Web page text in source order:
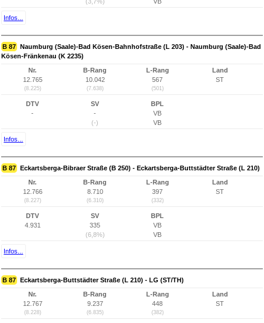
Infos...
B 87 Naumburg (Saale)-Bad Kösen-Bahnhofstraße (L 203) - Naumburg (Saale)-Bad
Kösen-Fränkenau (K 2235)
Nr.
12.765
(8.225)
B-Rang
10.042
(7.638)
L-Rang
567
(501)
Land
ST
DTV
-
SV
-
(-)
BPL
VB
VB
Infos...
B 87 Eckartsberga-Bibraer Straße (B 250) - Eckartsberga-Buttstädter Straße (L 210)
Nr.
12.766
(8.227)
B-Rang
8.710
(6.310)
L-Rang
397
(332)
Land
ST
DTV
4.931
SV
335
(6,8%)
BPL
VB
VB
Infos...
B 87 Eckartsberga-Buttstädter Straße (L 210) - LG (ST/TH)
Nr.
12.767
(8.228)
B-Rang
9.237
(6.835)
L-Rang
448
(382)
Land
ST